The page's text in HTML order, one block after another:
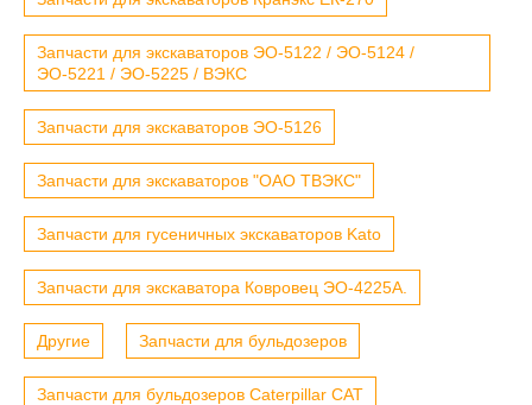
Запчасти для экскаваторов ЭО-5122 / ЭО-5124 /
ЭО-5221 / ЭО-5225 / ВЭКС
Запчасти для экскаваторов ЭО-5126
Запчасти для экскаваторов "ОАО ТВЭКС"
Запчасти для гусеничных экскаваторов Kato
Запчасти для экскаватора Ковровец ЭО-4225А.
Другие Запчасти для бульдозеров
Запчасти для бульдозеров Caterpillar CAT